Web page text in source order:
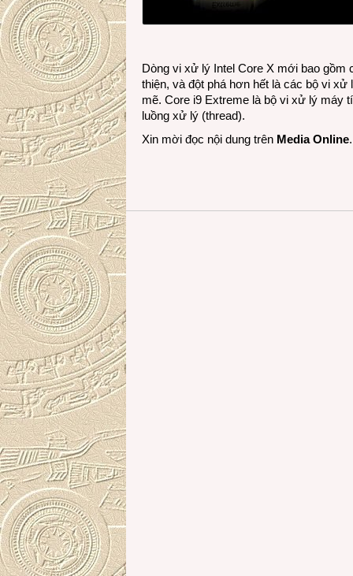
Dòng vi xử lý Intel Core X mới bao gồm
thiện, và đột phá hơn hết là các bộ vi
mẽ. Core i9 Extreme là bộ vi xử lý máy
luồng xử lý (thread).
Xin mời đọc nội dung trên Media Online.